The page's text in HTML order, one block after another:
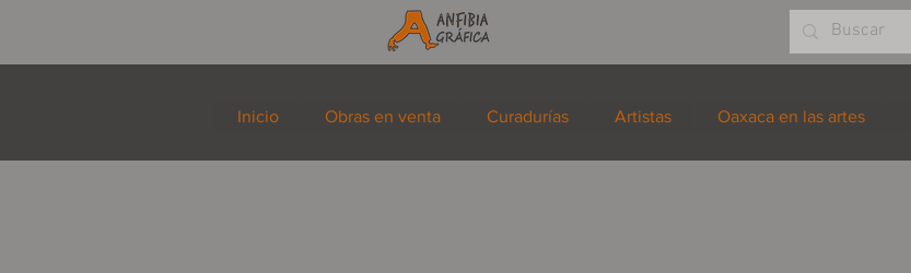
Inicio Obras en venta Curadurías Artistas Oaxaca en las artes